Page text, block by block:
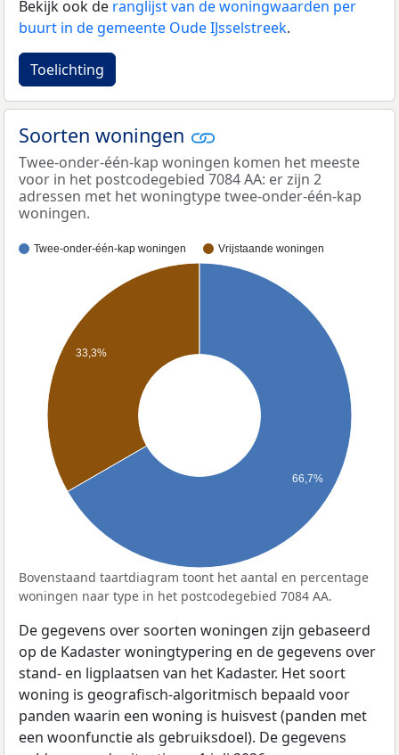
Bekijk ook de ranglijst van de woningwaarden per
buurt in de gemeente Oude IJsselstreek.
Toelichting
Soorten woningen
Twee-onder-één-kap woningen komen het meeste
voor in het postcodegebied 7084 AA: er zijn 2
adressen met het woningtype twee-onder-één-kap
woningen.
Twee-onder-één-kap woningen Vrijstaande woningen
33,3%
66,7%
Bovenstaand taartdiagram toont het aantal en percentage
woningen naar type in het postcodegebied 7084 AA.
De gegevens over soorten woningen zijn gebaseerd
op de Kadaster woningtypering en de gegevens over
stand- en ligplaatsen van het Kadaster. Het soort
woning is geografisch-algoritmisch bepaald voor
panden waarin een woning is huisvest (panden met
een woonfunctie als gebruiksdoel). De gegevens